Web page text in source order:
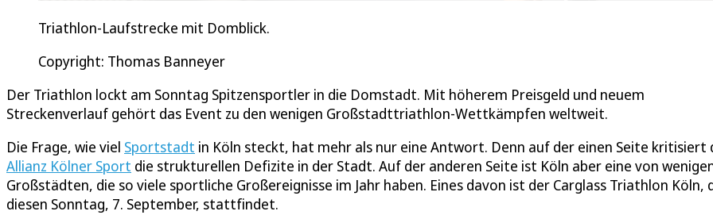
Triathlon-Laufstrecke mit Domblick.
Copyright: Thomas Banneyer
Der Triathlon lockt am Sonntag Spitzensportler in die Domstadt. Mit höherem Preisgeld und neuem
Streckenverlauf gehört das Event zu den wenigen Großstadttriathlon-Wettkämpfen weltweit.
Die Frage, wie viel Sportstadt in Köln steckt, hat mehr als nur eine Antwort. Denn auf der einen Seite kritisiert
Allianz Kölner Sport die strukturellen Defizite in der Stadt. Auf der anderen Seite ist Köln aber eine von
Großstädten, die so viele sportliche Großereignisse im Jahr haben. Eines davon ist der Carglass Triathlon Köln,
diesen Sonntag, 7. September, stattfindet.